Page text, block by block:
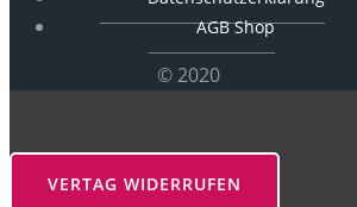
AGB Shop
© 2020
VERTAG WIDERRUFEN